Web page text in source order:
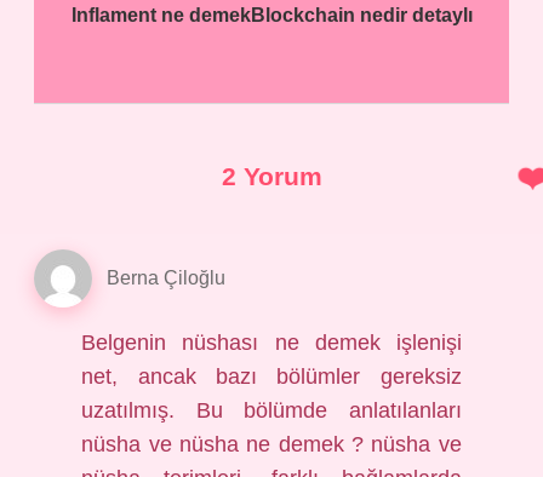
Inflament ne demekBlockchain nedir detaylı
2 Yorum
Berna Çiloğlu
Belgenin nüshası ne demek işlenişi
net, ancak bazı bölümler gereksiz
uzatılmış. Bu bölümde anlatılanları
nüsha ve nüsha ne demek ? nüsha ve